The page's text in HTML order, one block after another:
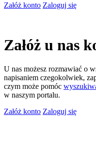
Załóż konto Zaloguj się
Załóż u nas
U nas możesz rozmawiać o
napisaniem czegokolwiek,
czym może pomóc
w naszym portalu.
Załóż konto Zaloguj się